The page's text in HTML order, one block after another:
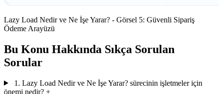
Lazy Load Nedir ve Ne İşe Yarar? - Görsel 5: Güvenli Sipariş
Ödeme Arayüzü
Bu Konu Hakkında Sıkça Sorulan
Sorular
1. Lazy Load Nedir ve Ne İşe Yarar? sürecinin işletmeler için
önemi nedir? +